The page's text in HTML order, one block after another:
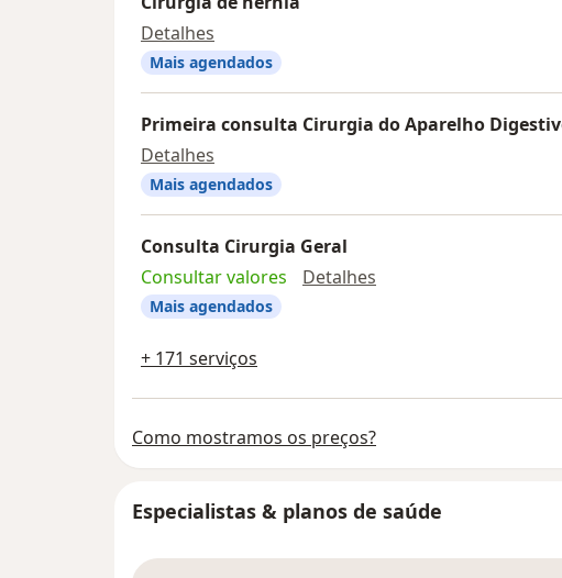
Detalhes
Mais agendados
Primeira consulta Cirurgia do Aparelho
Detalhes
Mais agendados
Consulta Cirurgia Geral
Consultar valores
Detalhes
Mais agendados
+ 171 serviços
Como mostramos os preços?
Especialistas & planos de saúde